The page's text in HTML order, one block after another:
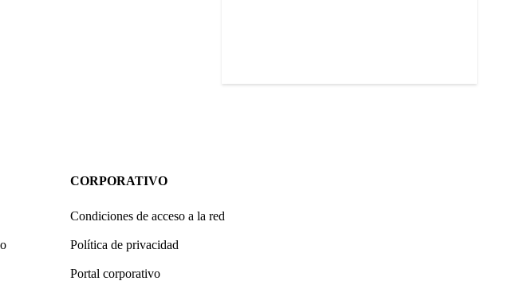
CORPORATIVO
Condiciones de acceso a la red
Política de privacidad
Portal corporativo